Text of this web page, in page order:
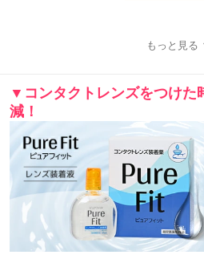
もっと見る
▼コンタクトレンズをつけた
減！